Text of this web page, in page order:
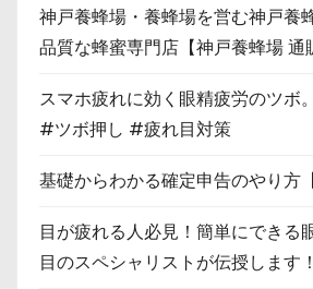
神戸養蜂場・養蜂場を営む神戸養
品質な蜂蜜専門店【神戸養蜂場 通
スマホ疲れに効く眼精疲労のツボ
#ツボ押し #疲れ目対策
基礎からわかる確定申告のやり方
目が疲れる人必見！簡単にできる
目のスペシャリストが伝授します